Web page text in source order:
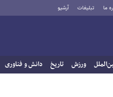
ما تبلیغات آرشیو
ورزش تاریخ دانش و فناوری